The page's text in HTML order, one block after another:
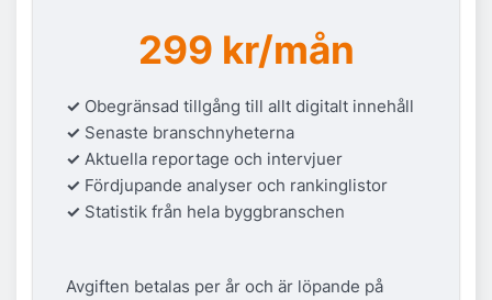
299 kr/mån
✓ Obegränsad tillgång till allt digitalt innehåll
✓ Senaste branschnyheterna
✓ Aktuella reportage och intervjuer
✓ Fördjupande analyser och rankinglistor
✓ Statistik från hela byggbranschen
Avgiften betalas per år och är löpande på